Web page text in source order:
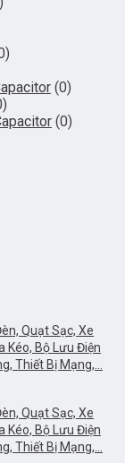
(0)
(0)
Quạt Sạc, Xe
Kéo, Bộ Lưu Điện
Thiết Bị Mạng,…
Quạt Sạc, Xe
Kéo, Bộ Lưu Điện
Thiết Bị Mạng,…